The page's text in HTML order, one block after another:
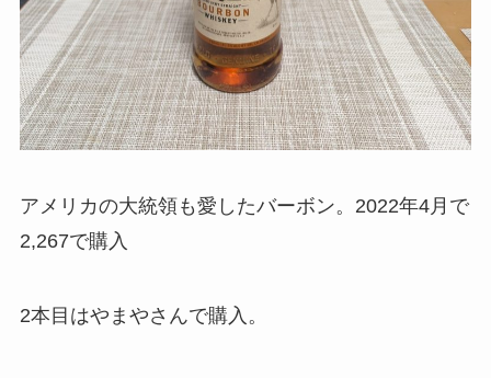
アメリカの大統領も愛したバーボン。2022年4月で
2,267で購入
2本目はやまやさんで購入。